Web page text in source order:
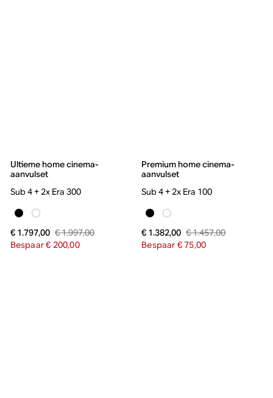
Ultieme home cinema-
aanvulset
Sub 4 + 2x Era 300
€ 1.797,00 € 1.997,00
Bespaar € 200,00
Premium home cinema-
aanvulset
Sub 4 + 2x Era 100
€ 1.382,00 € 1.457,00
Bespaar € 75,00